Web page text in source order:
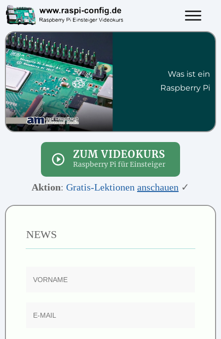
Was ist ein
Raspberry Pi
ZUM VIDEOKURS
Raspberry Pi für Einsteiger
Aktion: Gratis-Lektionen anschauen ✓
NEWS